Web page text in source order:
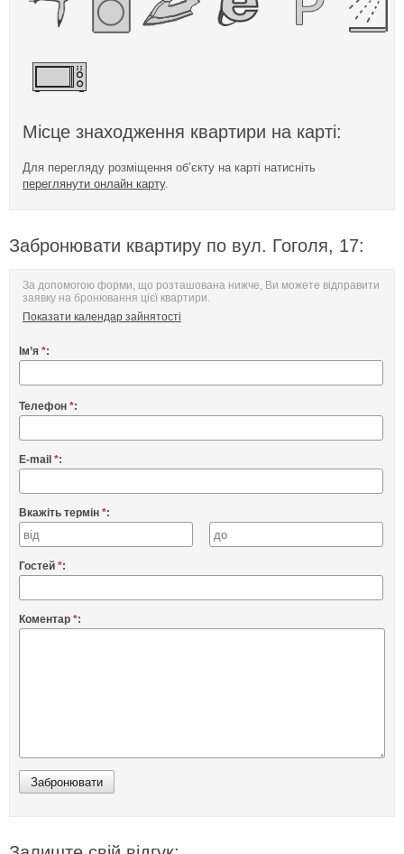
Місце знаходження квартири на карті:
Для перегляду розміщення об’єкту на карті натисніть
переглянути онлайн карту.
Забронювати квартиру по вул. Гоголя, 17:
За допомогою форми, що розташована нижче, Ви можете відправити
заявку на бронювання цієї квартири.
Показати календар зайнятості
Ім’я *:
Телефон *:
E-mail *:
Вкажіть термін *:
Гостей *:
Коментар *: